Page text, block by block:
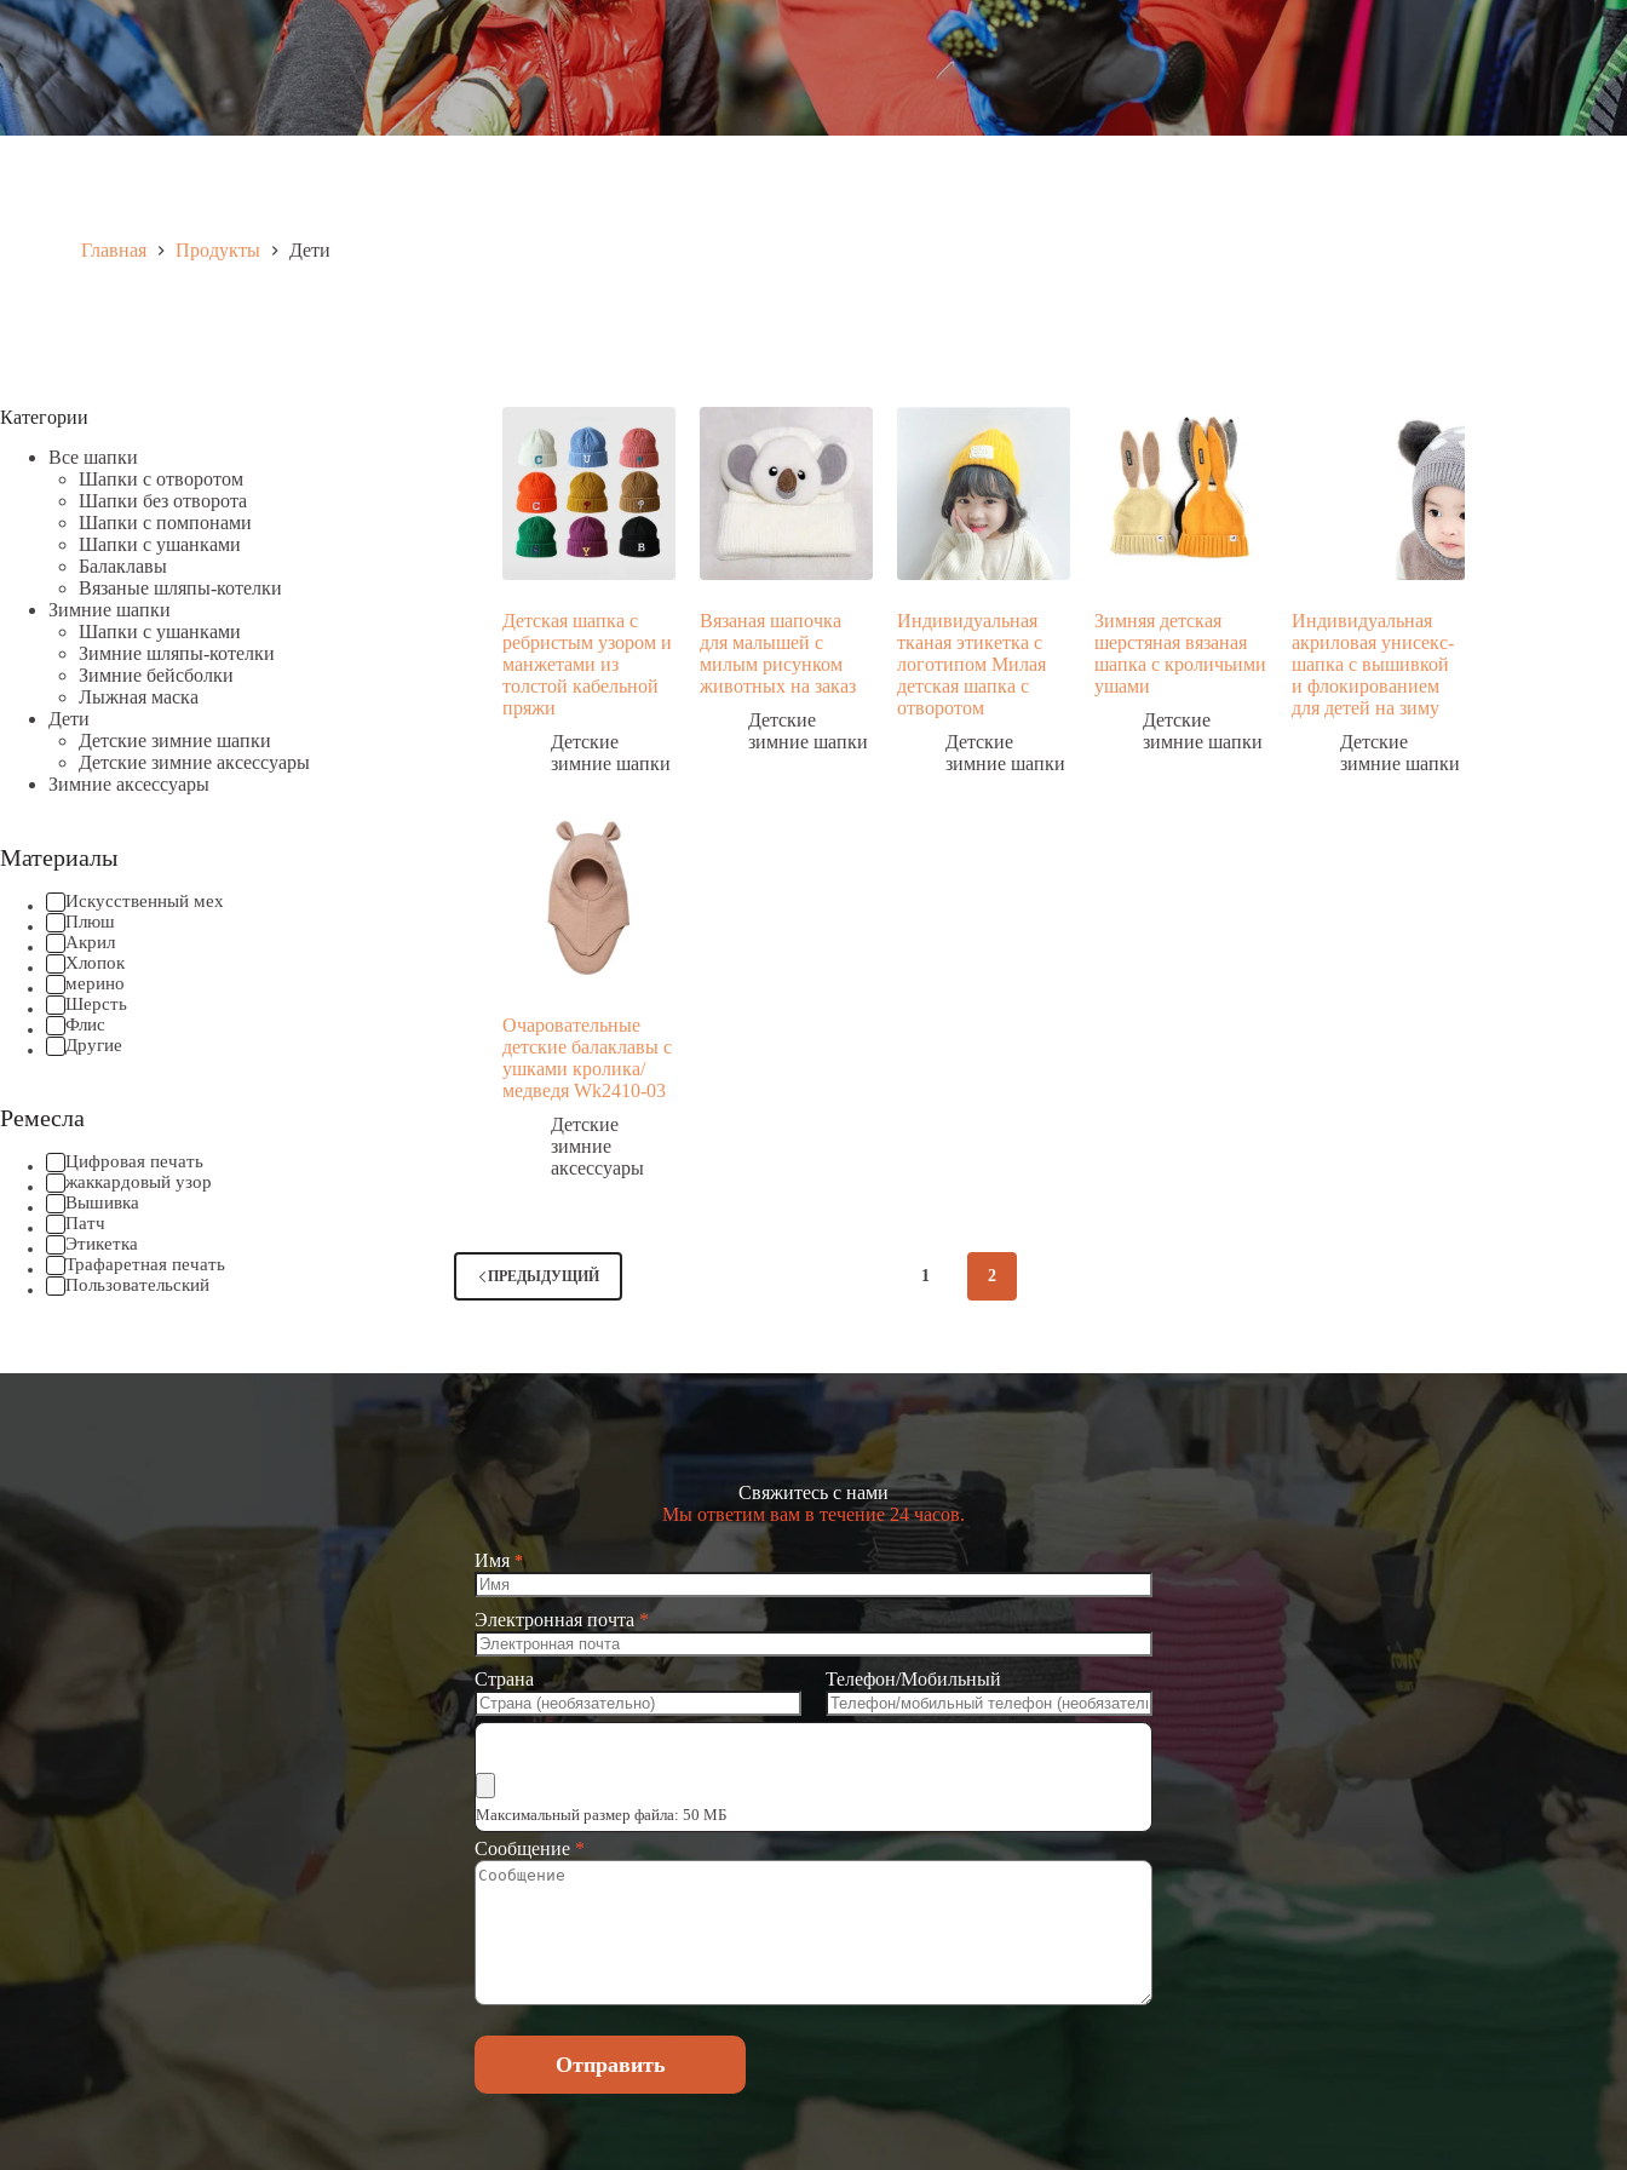
Главная Продукты Дети
Детская шапка с
ребристым узором и
манжетами из
толстой кабельной
пряжи
Детские
зимние шапки
Вязаная шапочка
для малышей с
милым рисунком
животных на заказ
Детские
зимние шапки
Индивидуальная
тканая этикетка с
логотипом Милая
детская шапка с
отворотом
Детские
зимние шапки
Зимняя детская
шерстяная вязаная
шапка с кроличьими
ушами
Детские
зимние шапки
Индивидуальная
акриловая унисекс-
шапка с вышивкой
и флокированием
для детей на зиму
Детские
зимние шапки
Очаровательные
детские балаклавы с
ушками кролика/
медведя Wk2410-03
Детские
зимние
аксессуары
ПРЕДЫДУЩИЙ 1 2
Категории
Все шапки
Шапки с отворотом
Шапки без отворота
Шапки с помпонами
Шапки с ушанками
Балаклавы
Вязаные шляпы-котелки
Зимние шапки
Шапки с ушанками
Зимние шляпы-котелки
Зимние бейсболки
Лыжная маска
Дети
Детские зимние шапки
Детские зимние аксессуары
Зимние аксессуары
Материалы
Искусственный мех
Плюш
Акрил
Хлопок
мерино
Шерсть
Флис
Другие
Ремесла
Цифровая печать
жаккардовый узор
Вышивка
Патч
Этикетка
Трафаретная печать
Пользовательский
Свяжитесь с нами
Мы ответим вам в течение 24 часов.
Имя *
Электронная почта *
Страна Телефон/Мобильный
Максимальный размер файла: 50 МБ
Сообщение *
Отправить